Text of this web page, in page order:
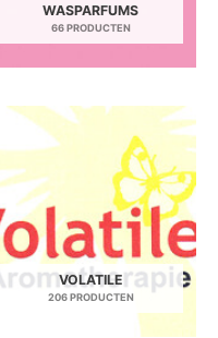
WASPARFUMS
66 PRODUCTEN
VOLATILE
206 PRODUCTEN